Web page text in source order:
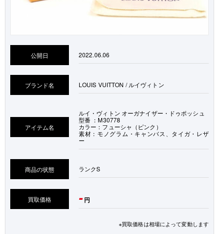
公開日 2022.06.06
ブランド名 LOUIS VUITTON / ルイヴィトン
アイテム名
ルイ・ヴィトン オーガナイザー・ドゥポッシュ
型番 ：M30778
カラー：フューシャ（ピンク）
素材：モノグラム・キャンバス、タイガ・レザ
ー
商品の状態 ランクS
買取価格 - 円
※買取価格は相場によって変動します